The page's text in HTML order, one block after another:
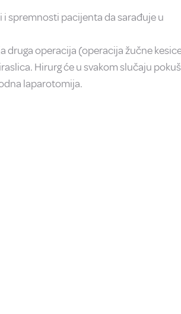
spremnosti pacijenta da sarađuje u
druga operacija (operacija žučne
Hirurg će u svakom slučaju
laparotomija.